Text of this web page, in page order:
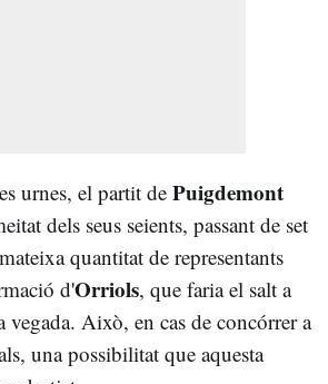
urnes, el partit de Puigdemont
dels seus seients, passant de set
quantitat de representants
d'Orriols, que faria el salt a
Això, en cas de concórrer a
una possibilitat que aquesta